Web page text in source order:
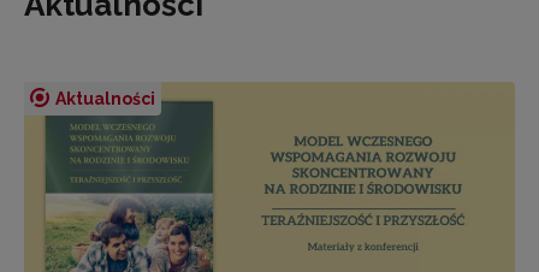
Aktualności